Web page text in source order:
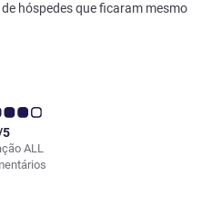
hóspedes que ficaram mesmo
ALL
5